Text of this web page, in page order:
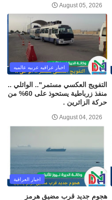
August 05, 2026
اخبار عراقيه عربيه عالميه
التفويج العكسي مستمر".. الوائلي ..
منفذ زرباطية يستحوذ على 60% من
حركة الزائرين .
August 04, 2026
اخبار العراقية
هجوم جديد قرب مضيق هرمز